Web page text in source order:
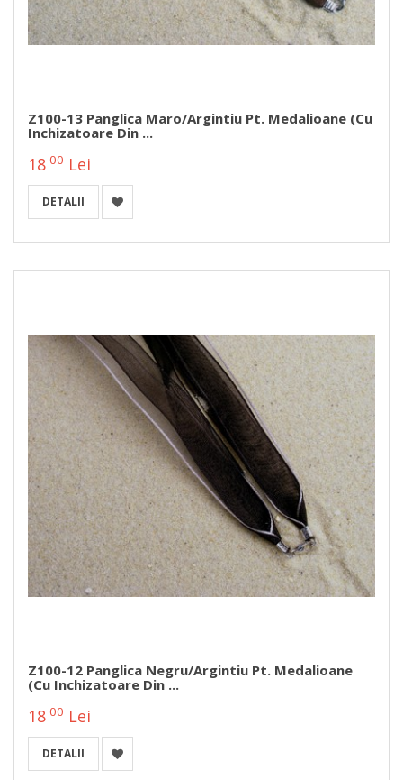
Z100-13 Panglica Maro/argintiu Pt. Medalioane (cu
Inchizatoare Din ...
18 00 Lei
DETALII
Z100-12 Panglica Negru/argintiu Pt. Medalioane
(cu Inchizatoare Din ...
18 00 Lei
DETALII